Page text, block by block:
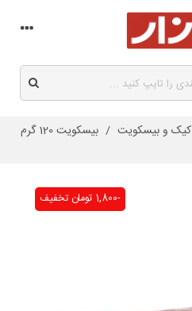
کیک و بیسکویت /
بیسکویت 120 گرم
تخفیف -1,800 تومان